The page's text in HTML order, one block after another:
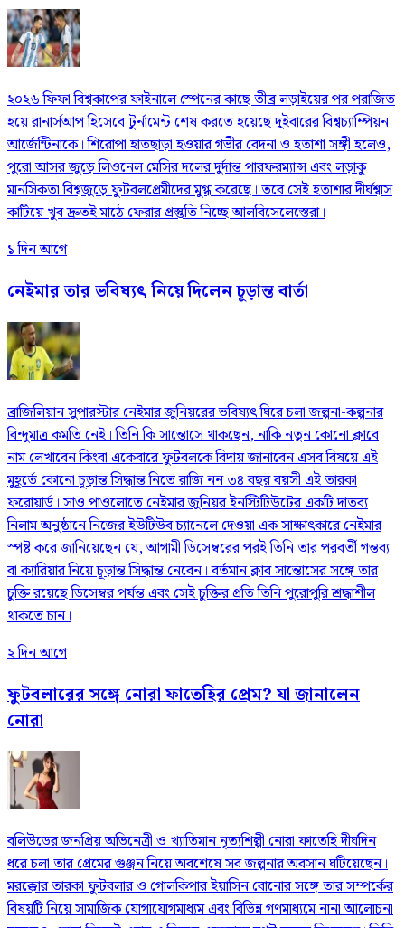
২০২৬ ফিফা বিশ্বকাপের ফাইনালে স্পেনের কাছে তীব্র লড়াইয়ের পর পরাজিত
হয়ে রানার্সআপ হিসেবে টুর্নামেন্ট শেষ করতে হয়েছে দুইবারের বিশ্বচ্যাম্পিয়ন
আর্জেন্টিনাকে। শিরোপা হাতছাড়া হওয়ার গভীর বেদনা ও হতাশা সঙ্গী হলেও,
পুরো আসর জুড়ে লিওনেল মেসির দলের দুর্দান্ত পারফরম্যান্স এবং লড়াকু
মানসিকতা বিশ্বজুড়ে ফুটবলপ্রেমীদের মুগ্ধ করেছে। তবে সেই হতাশার দীর্ঘশ্বাস
কাটিয়ে খুব দ্রুতই মাঠে ফেরার প্রস্তুতি নিচ্ছে আলবিসেলেস্তেরা।
১ দিন আগে
নেইমার তার ভবিষ্যৎ নিয়ে দিলেন চূড়ান্ত বার্তা
ব্রাজিলিয়ান সুপারস্টার নেইমার জুনিয়রের ভবিষ্যৎ ঘিরে চলা জল্পনা-কল্পনার
বিন্দুমাত্র কমতি নেই। তিনি কি সান্তোসে থাকছেন, নাকি নতুন কোনো ক্লাবে
নাম লেখাবেন কিংবা একেবারে ফুটবলকে বিদায় জানাবেন এসব বিষয়ে এই
মুহূর্তে কোনো চূড়ান্ত সিদ্ধান্ত নিতে রাজি নন ৩৪ বছর বয়সী এই তারকা
ফরোয়ার্ড। সাও পাওলোতে নেইমার জুনিয়র ইনস্টিটিউটের একটি দাতব্য
নিলাম অনুষ্ঠানে নিজের ইউটিউব চ্যানেলে দেওয়া এক সাক্ষাৎকারে নেইমার
স্পষ্ট করে জানিয়েছেন যে, আগামী ডিসেম্বরের পরই তিনি তার পরবর্তী গন্তব্য
বা ক্যারিয়ার নিয়ে চূড়ান্ত সিদ্ধান্ত নেবেন। বর্তমান ক্লাব সান্তোসের সঙ্গে তার
চুক্তি রয়েছে ডিসেম্বর পর্যন্ত এবং সেই চুক্তির প্রতি তিনি পুরোপুরি শ্রদ্ধাশীল
থাকতে চান।
২ দিন আগে
ফুটবলারের সঙ্গে নোরা ফাতেহির প্রেম? যা জানালেন
নোরা
বলিউডের জনপ্রিয় অভিনেত্রী ও খ্যাতিমান নৃত্যশিল্পী নোরা ফাতেহি দীর্ঘদিন
ধরে চলা তার প্রেমের গুঞ্জন নিয়ে অবশেষে সব জল্পনার অবসান ঘটিয়েছেন।
মরক্কোর তারকা ফুটবলার ও গোলকিপার ইয়াসিন বোনোর সঙ্গে তার সম্পর্কের
বিষয়টি নিয়ে সামাজিক যোগাযোগমাধ্যম এবং বিভিন্ন গণমাধ্যমে নানা আলোচনা